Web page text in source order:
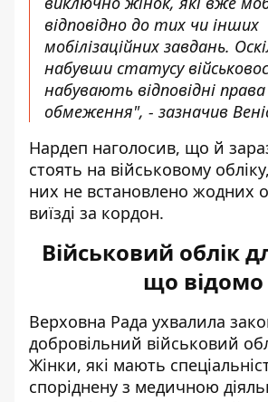
відповідно до тих чи інших
мобілізаційних завдань.
набувши статусу
набувають відповідні
обмеження", - зазначив
Нардеп наголосив, що й
стоять на військовому
них не встановлено жодних
виїзді за кордон.
Військовий облік
що відомо
Верховна Рада ухвалила
добровільний військовий
Жінки, які мають
споріднену з медичною